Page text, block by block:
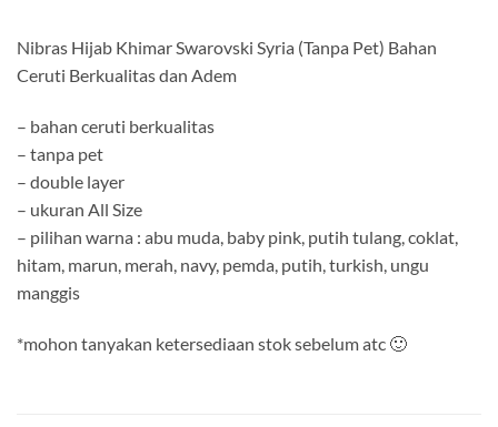
Nibras Hijab Khimar Swarovski Syria (Tanpa Pet) Bahan
Ceruti Berkualitas dan Adem
– bahan ceruti berkualitas
– tanpa pet
– double layer
– ukuran All Size
– pilihan warna : abu muda, baby pink, putih tulang, coklat,
hitam, marun, merah, navy, pemda, putih, turkish, ungu
manggis
*mohon tanyakan ketersediaan stok sebelum atc 🙂